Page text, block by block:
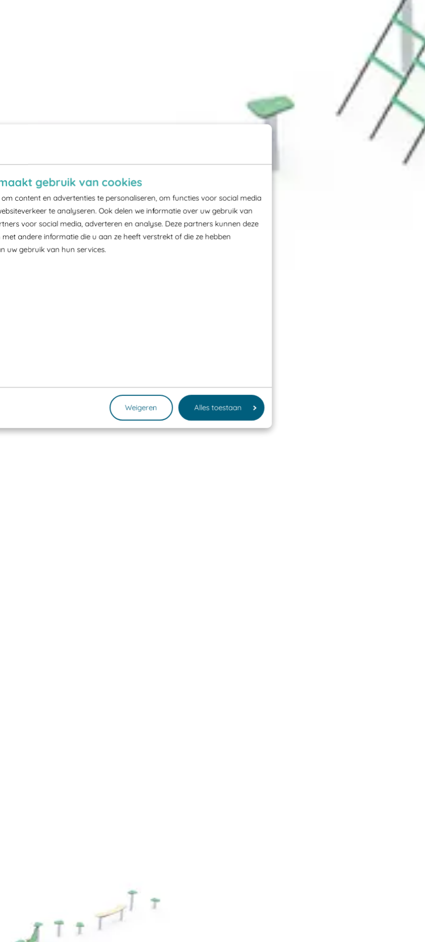
gebruik van cookies
content en advertenties te personaliseren, om functies voor social media
te analyseren. Ook delen we informatie over uw gebruik van
voor social media, adverteren en analyse. Deze partners kunnen deze
andere informatie die u aan ze heeft verstrekt of die ze hebben
uw gebruik van hun services.
Weigeren Alles toestaan